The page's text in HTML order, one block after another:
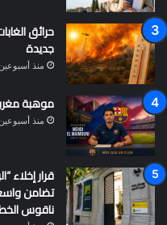
حرائق
جديدة
منذ أسبوعين
موهبة
منذ أسبوعين
قرار
تضامن
ناقوس